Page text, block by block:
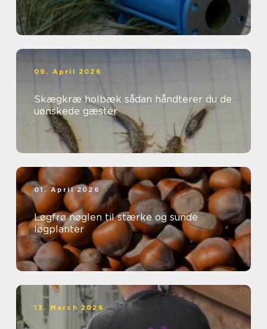
09. April 2026
Skægkræ holbæk sådan håndterer du de
uønskede gæster
01. April 2026
Løgfrø nøglen til stærke og sunde
løgplanter
13. March 2026